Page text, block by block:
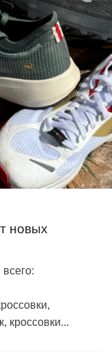
новых
кроссовки...